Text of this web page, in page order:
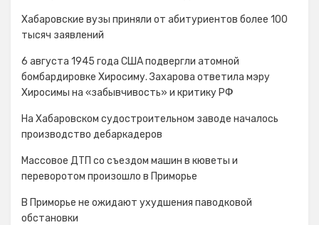
Хабаровские вузы приняли от абитуриентов более 100
тысяч заявлений
6 августа 1945 года США подвергли атомной
бомбардировке Хиросиму. Захарова ответила мэру
Хиросимы на «забывчивость» и критику РФ
На Хабаровском судостроительном заводе началось
производство дебаркадеров
Массовое ДТП со съездом машин в кюветы и
переворотом произошло в Приморье
В Приморье не ожидают ухудшения паводковой
обстановки